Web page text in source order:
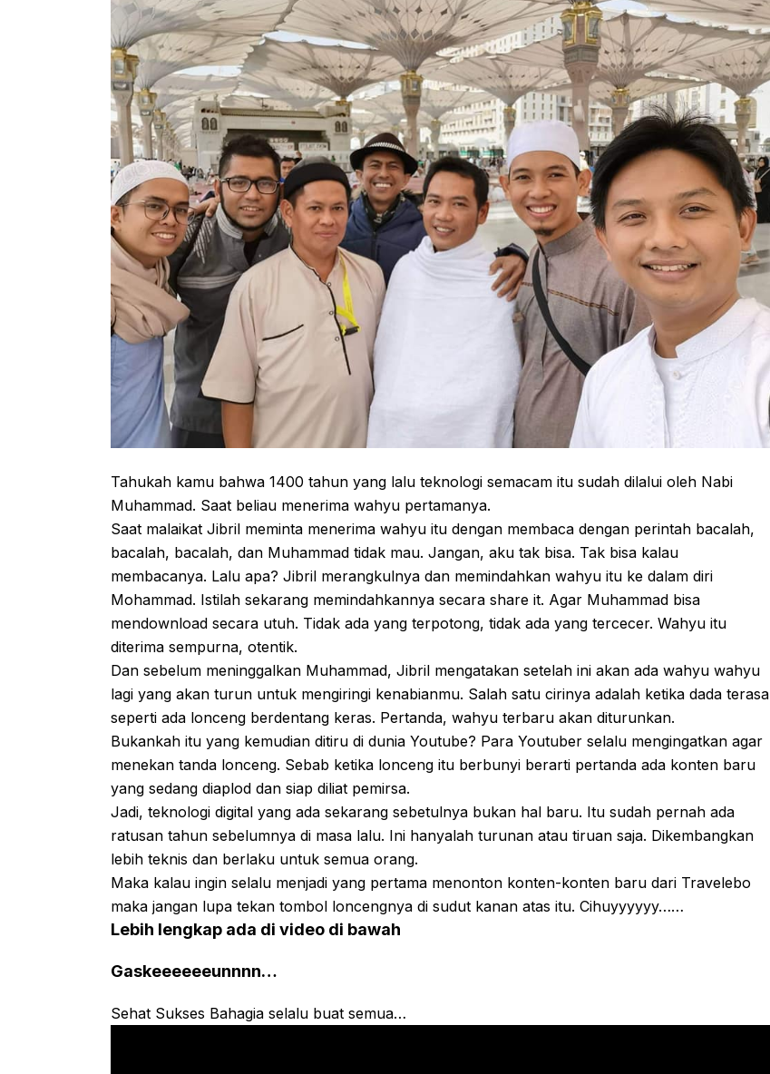
Tahukah kamu bahwa 1400 tahun yang lalu teknologi semacam itu sudah dilalui oleh Nabi
Muhammad. Saat beliau menerima wahyu pertamanya.
Saat malaikat Jibril meminta menerima wahyu itu dengan membaca dengan perintah bacalah,
bacalah, bacalah, dan Muhammad tidak mau. Jangan, aku tak bisa. Tak bisa kalau
membacanya. Lalu apa? Jibril merangkulnya dan memindahkan wahyu itu ke dalam diri
Mohammad. Istilah sekarang memindahkannya secara share it. Agar Muhammad bisa
mendownload secara utuh. Tidak ada yang terpotong, tidak ada yang tercecer. Wahyu itu
diterima sempurna, otentik.
Dan sebelum meninggalkan Muhammad, Jibril mengatakan setelah ini akan ada wahyu wahyu
lagi yang akan turun untuk mengiringi kenabianmu. Salah satu cirinya adalah ketika dada terasa
seperti ada lonceng berdentang keras. Pertanda, wahyu terbaru akan diturunkan.
Bukankah itu yang kemudian ditiru di dunia Youtube? Para Youtuber selalu mengingatkan agar
menekan tanda lonceng. Sebab ketika lonceng itu berbunyi berarti pertanda ada konten baru
yang sedang diaplod dan siap diliat pemirsa.
Jadi, teknologi digital yang ada sekarang sebetulnya bukan hal baru. Itu sudah pernah ada
ratusan tahun sebelumnya di masa lalu. Ini hanyalah turunan atau tiruan saja. Dikembangkan
lebih teknis dan berlaku untuk semua orang.
Maka kalau ingin selalu menjadi yang pertama menonton konten-konten baru dari Travelebo
maka jangan lupa tekan tombol loncengnya di sudut kanan atas itu. Cihuyyyyyy……
Lebih lengkap ada di video di bawah
Gaskeeeeeeunnnn…
Sehat Sukses Bahagia selalu buat semua…